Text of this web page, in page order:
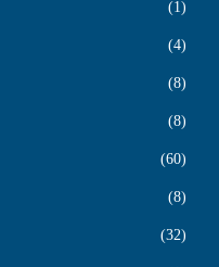
1
4
8
8
60
8
32